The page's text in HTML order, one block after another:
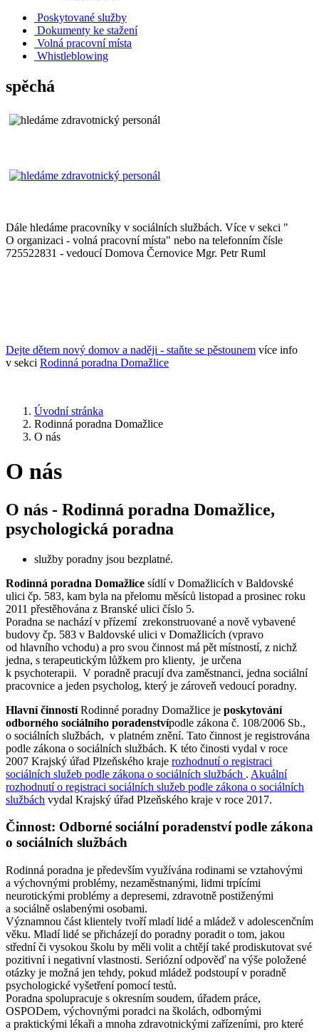
Poskytované služby
Dokumenty ke stažení
Volná pracovní místa
Whistleblowing
spěchá
Dále hledáme pracovníky v sociálních službách. Více v sekci "
O organizaci - volná pracovní místa" nebo na telefonním čísle
725522831 - vedoucí Domova Černovice Mgr. Petr Ruml
Dejte dětem nový domov a naději - staňte se pěstounem více info
v sekci Rodinná poradna Domažlice
Úvodní stránka
Rodinná poradna Domažlice
O nás
O nás
O nás - Rodinná poradna Domažlice,
psychologická poradna
služby poradny jsou bezplatné.
Rodinná poradna Domažlice sídlí v Domažlicích v Baldovské
ulici čp. 583, kam byla na přelomu měsíců listopad a prosinec roku
2011 přestěhována z Branské ulici číslo 5.
Poradna se nachází v přízemí zrekonstruované a nově vybavené
budovy čp. 583 v Baldovské ulici v Domažlicích (vpravo
od hlavního vchodu) a pro svou činnost má pět místností, z nichž
jedna, s terapeutickým lůžkem pro klienty, je určena
k psychoterapii. V poradně pracují dva zaměstnanci, jedna sociální
pracovnice a jeden psycholog, který je zároveň vedoucí poradny.
Hlavní činnostíRodinné poradny Domažlice je poskytování
odborného sociálního poradenstvípodle zákona č. 108/2006 Sb.,
o sociálních službách, v platném znění. Tato činnost je registrována
podle zákona o sociálních službách. K této činosti vydal v roce
2007 Krajský úřad Plzeňského kraje rozhodnutí o registraci
sociálních služeb podle zákona o sociálních službách . Akuální
rozhodnutí o registraci sociálních služeb podle zákona o sociálních
službách vydal Krajský úřad Plzeňského kraje v roce 2017.
Činnost: Odborné sociální poradenství podle zákona
o sociálních službách
Rodinná poradna je především využívána rodinami se vztahovými
a výchovnými problémy, nezaměstnanými, lidmi trpícími
neurotickými problémy a depresemi, zdravotně postiženými
a sociálně oslabenými osobami.
Významnou část klientely tvoří mladí lidé a mládež v adolescenčním
věku. Mladí lidé se přicházejí do poradny poradit o tom, jakou
střední či vysokou školu by měli volit a chtějí také prodiskutovat své
pozitivní i negativní vlastnosti. Seriózní odpověď na výše položené
otázky je možná jen tehdy, pokud mládež podstoupí v poradně
psychologické vyšetření pomocí testů.
Poradna spolupracuje s okresním soudem, úřadem práce,
OSPODem, výchovnými poradci na školách, odbornými
a praktickými lékaři a mnoha zdravotnickými zařízeními, pro které